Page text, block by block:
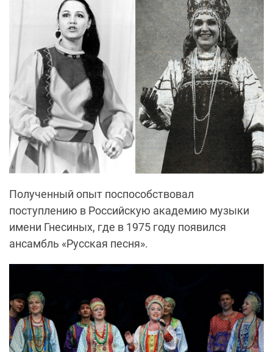
Полученный опыт поспособствовал
поступлению в Российскую академию музыки
имени Гнесиных, где в 1975 году появился
ансамбль «Русская песня».